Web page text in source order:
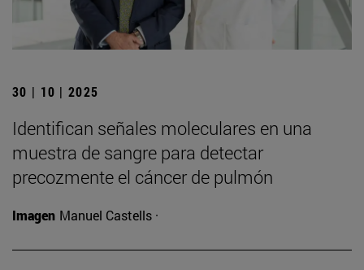
30 | 10 | 2025
Identifican señales moleculares en una
muestra de sangre para detectar
precozmente el cáncer de pulmón
Imagen Manuel Castells ·